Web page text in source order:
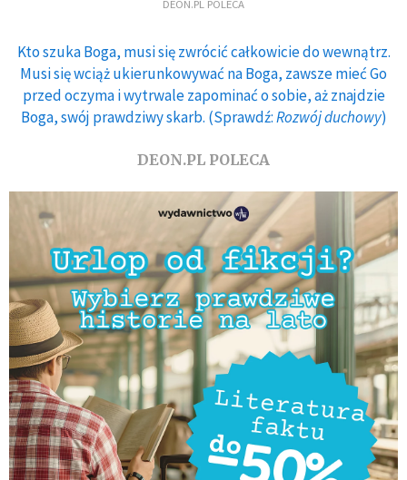
DEON.PL POLECA
Kto szuka Boga, musi się zwrócić całkowicie do wewnątrz.
Musi się wciąż ukierunkowywać na Boga, zawsze mieć Go
przed oczyma i wytrwale zapominać o sobie, aż znajdzie
Boga, swój prawdziwy skarb. (Sprawdź:Rozwój duchowy)
DEON.PL POLECA